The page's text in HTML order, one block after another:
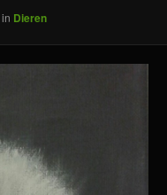
in Dieren